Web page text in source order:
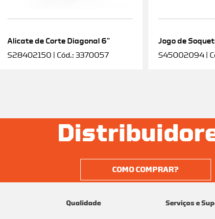
Alicate de Corte Diagonal 6”
S28402150 | Cód.: 3370057
Jogo de
S45002094 |
COMO COMPRAR?
Qualidade Serviços e